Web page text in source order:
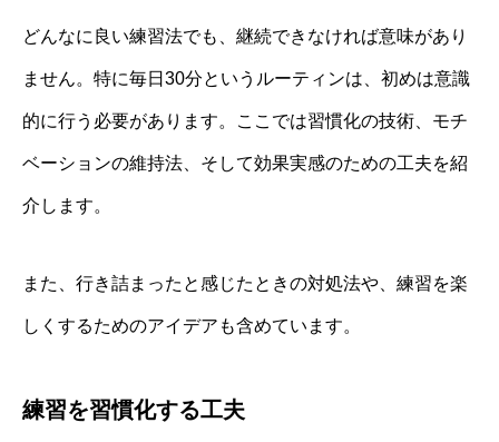
どんなに良い練習法でも、継続できなければ意味があり
ません。特に毎日30分というルーティンは、初めは意識
的に行う必要があります。ここでは習慣化の技術、モチ
ベーションの維持法、そして効果実感のための工夫を紹
介します。
また、行き詰まったと感じたときの対処法や、練習を楽
しくするためのアイデアも含めています。
練習を習慣化する工夫